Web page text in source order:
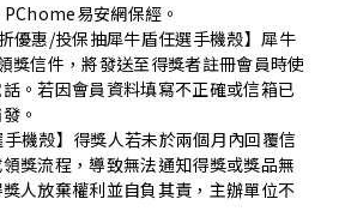
易安網保經。
優惠/投保抽犀牛盾任選手機殼】犀牛
獎信件，將發送至得獎者註冊會員時使
。若因會員資料填寫不正確或信箱已
。
機殼】得獎人若未於兩個月內回覆信
獎流程，導致無法通知得獎或獎品無
人放棄權利並自負其責，主辦單位不